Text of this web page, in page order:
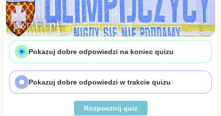
Pokazuj dobre odpowiedzi na koniec quizu
Pokazuj dobre odpowiedzi w trakcie quizu
Rozpocznij quiz